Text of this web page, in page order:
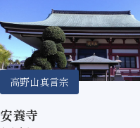
高野山真言宗
安養寺